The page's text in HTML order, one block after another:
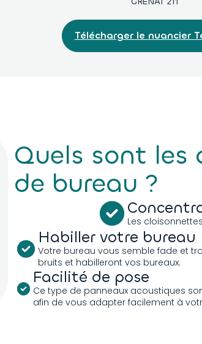
Télécharger le nuancier
D614 D610 D607
Quels sont
de bureau ?
Les
Habiller votre bureau
Votre bureau vous semble fade et
bruits et habilleront vos bureaux.
Facilité de pose
Ce type de panneaux acoustiques
afin de vous adapter facilement à